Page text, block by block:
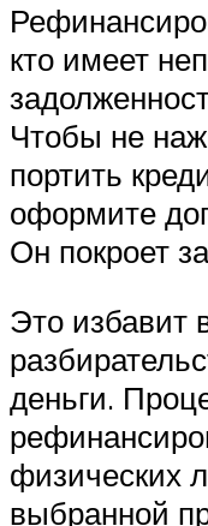
кто имеет
Чтобы не
портить
оформите
Он покроет
Это избавит
деньги.
физических
выбранной